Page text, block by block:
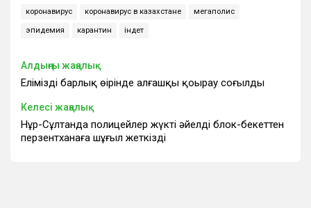
коронавирус коронавирус в казахстане мегаполис
эпидемия карантин індет
Алдыңғы жаңалық
Еліміздің барлық өңірінде алғашқы қоңырау соғылды
Келесі жаңалық
Нұр-Сұлтанда полицейлер жүкті әйелді блок-бекеттен
перзентханаға шұғыл жеткізді